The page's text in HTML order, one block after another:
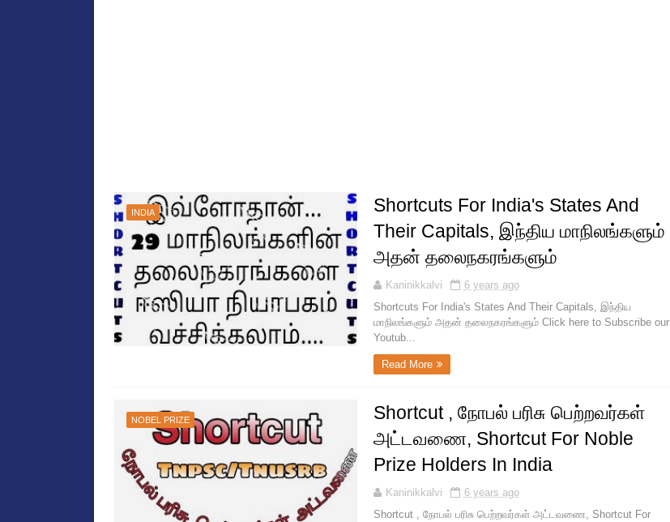
INDIA
Shortcuts For India's States And
Their Capitals, இந்திய மாநிலங்களும்
அதன் தலைநகரங்களும்
Kaninikkalvi
6 years ago
Shortcuts For India's States And Their Capitals, இந்திய
மாநிலங்களும் அதன் தலைநகரங்களும் Click here to Subscribe our
Youtub...
Read More
NOBEL PRIZE
Shortcut , நோபல் பரிசு பெற்றவர்கள்
அட்டவணை, Shortcut For Noble
Prize Holders In India
Kaninikkalvi
6 years ago
Shortcut , நோபல் பரிசு பெற்றவர்கள் அட்டவணை, Shortcut For